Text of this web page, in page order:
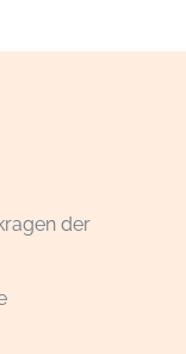
der